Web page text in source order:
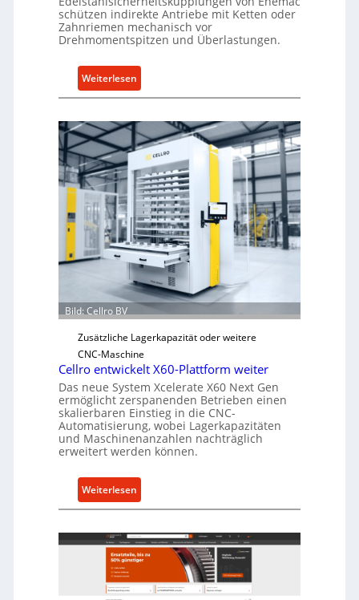
schützen indirekte Antriebe mit Ketten oder
Zahnriemen mechanisch vor
Drehmomentspitzen und Überlastungen.
Weiterlesen:
M
c
h
n
i
s
c
h
e
r
Ü
b
s
t
s
c
u
t
f
ü
r
i
Bild: Cellro BV
Zusätzliche Lagerkapazität oder weitere
CNC-Maschine
Cellro entwickelt X60-Plattform weiter
Das neue System Xcelerate X60 Next Gen
ermöglicht zerspanenden Betrieben einen
skalierbaren Einstieg in die CNC-
Automatisierung, wobei Lagerkapazitäten
und Maschinenanzahlen nachträglich
erweitert werden können.
Weiterlesen:
C
l
l